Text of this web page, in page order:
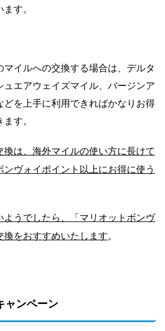
す。
マイルへの交換する場合は、デルタ
ュエアウェイズマイル、バージンア
どを上手に利用できればかなりお得
す。
換は、海外マイルの使い方に長けて
ヴォイポイント以上にお得に使う
ようでしたら、「マリオットボンヴ
換をおすすめいたします。
ャンペーン